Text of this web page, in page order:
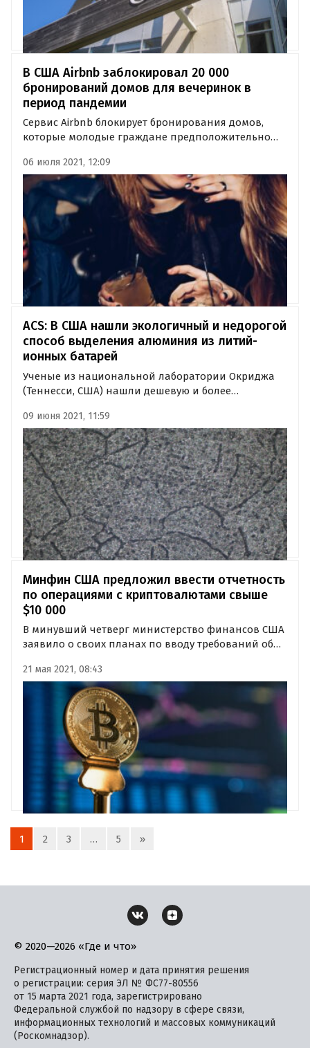
В США Airbnb заблокировал 20 000
бронирований домов для вечеринок в
период пандемии
Сервис Airbnb блокирует бронирования домов,
которые молодые граждане предположительно
пандемии. В 2020 году сервис заблокировал 20 000
подозрительных бронирований в семи городах
США.
06 июля 2021, 12:09
ACS: В США нашли экологичный и недорогой
способ выделения алюминия из литий-
ионных батарей
Ученые из национальной лаборатории Окриджа
(Теннесси, США) нашли дешевую и более
методам регенерации катодного материала.
Результаты исследования опубликованы
журнале ACS Sustainable Chemistry & Engineering.
09 июня 2021, 11:59
Минфин США предложил ввести отчетность
по операциями с криптовалютами свыше
$10 000
В минувший четверг министерство финансов США
заявило о своих планах по вводу требований об
криптовалютами. Речь пока идет о переводах на
суммы, превышающие $10 000.
21 мая 2021, 08:43
1 2 3 … 5 »
© 2020—2026 «Где и что»
Регистрационный номер и дата принятия решения
о регистрации: серия ЭЛ № ФС77-80556
от 15 марта 2021 года, зарегистрировано
Федеральной службой по надзору в сфере связи,
информационных технологий и массовых коммуникаций
(Роскомнадзор).